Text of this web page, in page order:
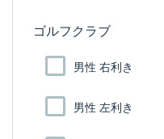
ゴルフクラブ
男性 右利き
男性 左利き